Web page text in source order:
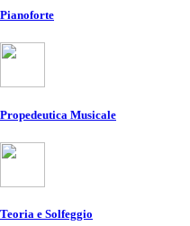
Pianoforte
Propedeutica Musicale
Teoria e Solfeggio